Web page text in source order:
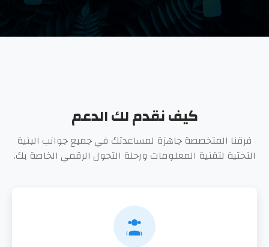
ابدأ البناء
مشاريعنا
الاستشارات الاستراتيجية
تطوير تطبيقات الويب
خدمات الحوسبة السحابية
عن الشركة
الأسئلة الشائعة
تواصل معنا
كيف نقدم لك الدعم
فرقنا المتخصصة جاهزة لمساعدتك في جميع جوانب البنية
التحتية لتقنية المعلومات ورحلة التحول الرقمي الخاصة بك.